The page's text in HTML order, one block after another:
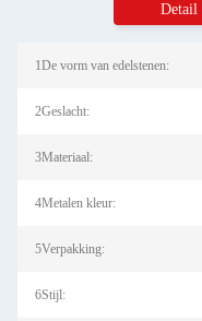
Detail
1De vorm van edelstenen:
2Geslacht:
3Materiaal:
4Metalen kleur:
5Verpakking:
6Stijl: